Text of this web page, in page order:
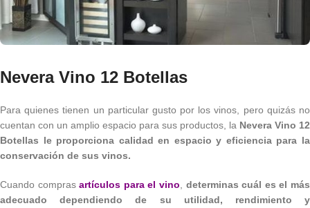
Nevera Vino 12 Botellas
Para quienes tienen un particular gusto por los vinos, pero quizás no
cuentan con un amplio espacio para sus productos, la Nevera Vino 12
Botellas le proporciona calidad en espacio y eficiencia para la
conservación de sus vinos.
Cuando comprasartículos para el vino
determinas cuál es el más
adecuado dependiendo de su utilidad, rendimiento y